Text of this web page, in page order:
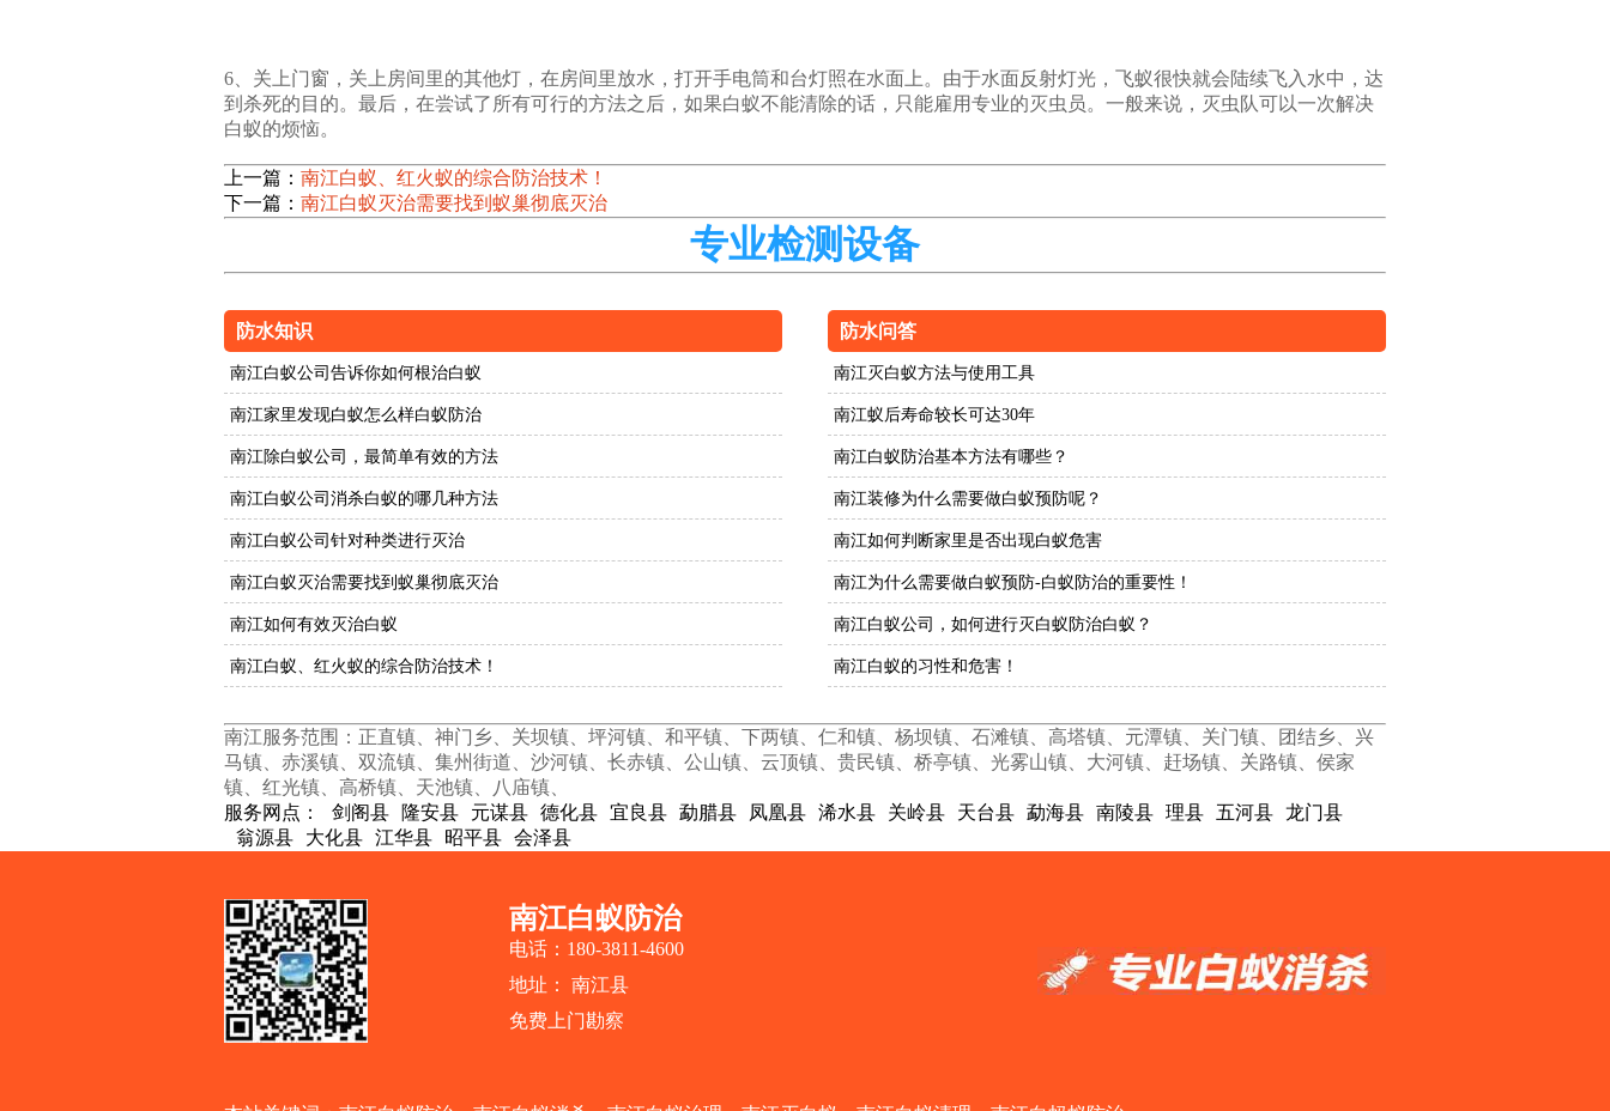
6、关上门窗，关上房间里的其他灯，在房间里放水，打开手电筒和台灯照在水面上。由于水面反射灯光，飞蚁很快就会陆续飞入水中，达
到杀死的目的。最后，在尝试了所有可行的方法之后，如果白蚁不能清除的话，只能雇用专业的灭虫员。一般来说，灭虫队可以一次解决
白蚁的烦恼。
上一篇： 南江白蚁、红火蚁的综合防治技术！
下一篇： 南江白蚁灭治需要找到蚁巢彻底灭治
专业检测设备
防水知识
南江白蚁公司告诉你如何根治白蚁
南江家里发现白蚁怎么样白蚁防治
南江除白蚁公司，最简单有效的方法
南江白蚁公司消杀白蚁的哪几种方法
南江白蚁公司针对种类进行灭治
南江白蚁灭治需要找到蚁巢彻底灭治
南江如何有效灭治白蚁
南江白蚁、红火蚁的综合防治技术！
防水问答
南江灭白蚁方法与使用工具
南江蚁后寿命较长可达30年
南江白蚁防治基本方法有哪些？
南江装修为什么需要做白蚁预防呢？
南江如何判断家里是否出现白蚁危害
南江为什么需要做白蚁预防-白蚁防治的重要性！
南江白蚁公司，如何进行灭白蚁防治白蚁？
南江白蚁的习性和危害！
南江服务范围：正直镇、神门乡、关坝镇、坪河镇、和平镇、下两镇、仁和镇、杨坝镇、石滩镇、高塔镇、元潭镇、关门镇、团结乡、兴
马镇、赤溪镇、双流镇、集州街道、沙河镇、长赤镇、公山镇、云顶镇、贵民镇、桥亭镇、光雾山镇、大河镇、赶场镇、关路镇、侯家
镇、红光镇、高桥镇、天池镇、八庙镇、
服务网点：
剑阁县 隆安县 元谋县 德化县 宜良县 勐腊县 凤凰县 浠水县 关岭县 天台县 勐海县 南陵县 理县 五河县 龙门县
翁源县
大化县 江华县 昭平县 会泽县
南江白蚁防治
电话：180-3811-4600
地址： 南江县
免费上门勘察